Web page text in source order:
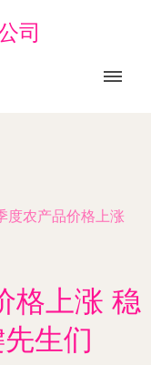
司
度农产品价格上涨
格上涨 稳
生们